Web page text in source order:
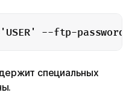
--ftp-
специальных